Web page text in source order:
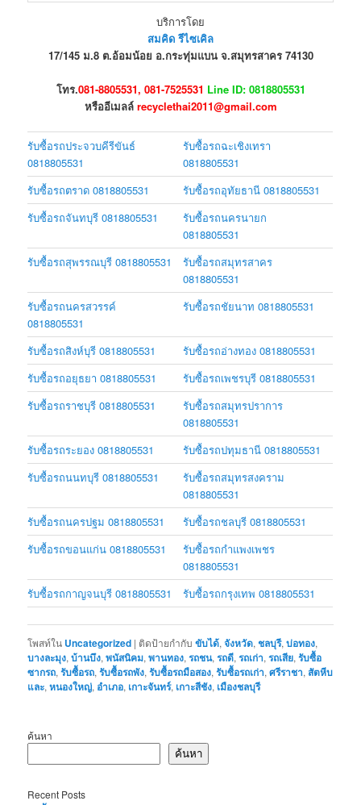
บริการโดย
สมคิด รีไซเคิล
17/145 ม.8 ต.อ้อมน้อย อ.กระทุ่มแบน จ.สมุทรสาคร 74130
โทร.081-8805531, 081-7525531 Line ID: 0818805531
หรืออีเมลล์ recyclethai2011@gmail.com
รับซื้อรถประจวบคีรีขันธ์
0818805531
รับซื้อรถฉะเชิงเทรา
0818805531
รับซื้อรถตราด 0818805531
รับซื้อรถอุทัยธานี 0818805531
รับซื้อรถจันทบุรี 0818805531
รับซื้อรถนครนายก
0818805531
รับซื้อรถสุพรรณบุรี 0818805531
รับซื้อรถสมุทรสาคร
0818805531
รับซื้อรถนครสวรรค์
0818805531
รับซื้อรถชัยนาท 0818805531
รับซื้อรถสิงห์บุรี 0818805531
รับซื้อรถอ่างทอง 0818805531
รับซื้อรถอยุธยา 0818805531
รับซื้อรถเพชรบุรี 0818805531
รับซื้อรถราชบุรี 0818805531
รับซื้อรถสมุทรปราการ
0818805531
รับซื้อรถระยอง 0818805531
รับซื้อรถปทุมธานี 0818805531
รับซื้อรถนนทบุรี 0818805531
รับซื้อรถสมุทรสงคราม
0818805531
รับซื้อรถนครปฐม 0818805531
รับซื้อรถชลบุรี 0818805531
รับซื้อรถขอนแก่น 0818805531
รับซื้อรถกำแพงเพชร
0818805531
รับซื้อรถกาญจนบุรี 0818805531
รับซื้อรถกรุงเทพ 0818805531
โพสท์ใน Uncategorized | ติดป้ายกำกับ ขับได้,จังหวัด,ชลบุรี,บ่อทอง,
บางละมุง,บ้านบึง,พนัสนิคม,พานทอง,รถชน,รถดี,รถเก่า,รถเสีย,รับซื้อ
ซากรถ,รับซื้อรถ,รับซื้อรถพัง,รับซื้อรถมือสอง,รับซื้อรถเก่า,ศรีราชา, สัตหีบ
และ,หนองใหญ่, อำเภอ, เกาะจันทร์, เกาะสีชัง, เมืองชลบุรี
ค้นหา
ค้นหา
Recent Posts